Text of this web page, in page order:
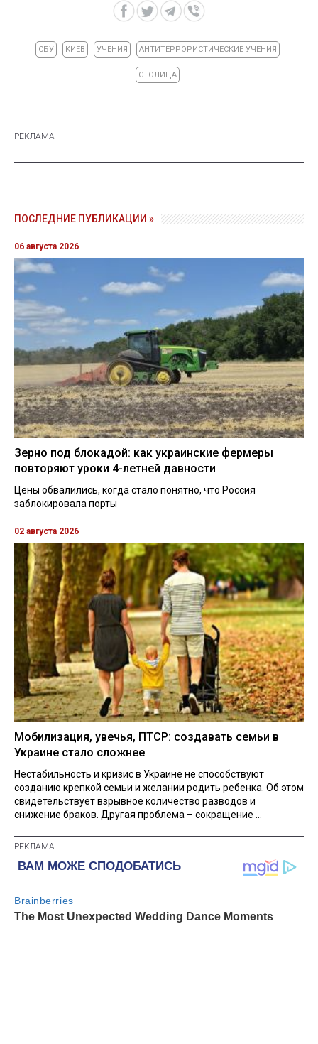
СБУ КИЕВ УЧЕНИЯ АНТИТЕРРОРИСТИЧЕСКИЕ УЧЕНИЯ
СТОЛИЦА
ПОСЛЕДНИЕ ПУБЛИКАЦИИ »
06 августа 2026
Зерно под блокадой: как украинские фермеры
повторяют уроки 4-летней давности
Цены обвалились, когда стало понятно, что Россия
заблокировала порты
02 августа 2026
Мобилизация, увечья, ПТСР: создавать семьи в
Украине стало сложнее
Нестабильность и кризис в Украине не способствуют
созданию крепкой семьи и желании родить ребенка. Об этом
свидетельствует взрывное количество разводов и
снижение браков. Другая проблема – сокращение ...